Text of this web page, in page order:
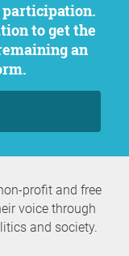
to get the
an
profit and free
voice through
and society.